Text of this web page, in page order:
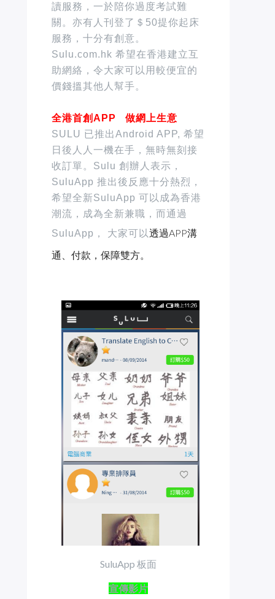
讀服務，一於陪你過度考試難
關。亦有人 刊登了＄50提你起床
服務，十分有創意。
Sulu.com.hk 希望在香港建立互
助網絡，令大家可以用較便宜的
價錢搵其他人幫手。
全港首創APP 做網上生意
SULU 已推出Android APP, 希望
日後人人一機在手，無時無刻接
收訂單。Sulu 創辦人表示，
SuluApp 推出後反應十分熱烈，
希望全新SuluApp 可以成為香港
潮流，成為全新兼職，而通過
SuluApp， 大家可以透過APP溝
通、付款，保障雙方。
SuluApp 板面
宣傳影片